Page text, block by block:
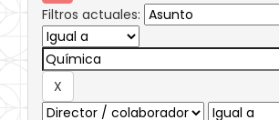
Filtros actuales: